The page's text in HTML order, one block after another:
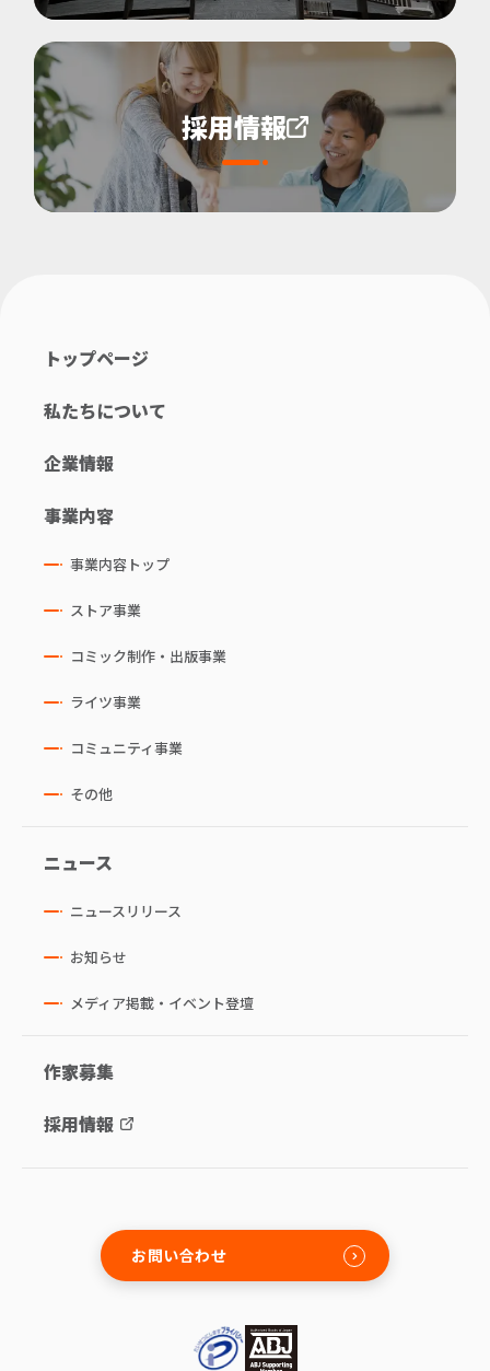
採用情報
トップページ
私たちについて
企業情報
事業内容
事業内容トップ
ストア事業
コミック制作・出版事業
ライツ事業
コミュニティ事業
その他
ニュース
ニュースリリース
お知らせ
メディア掲載・イベント登壇
作家募集
採用情報
お問い合わせ